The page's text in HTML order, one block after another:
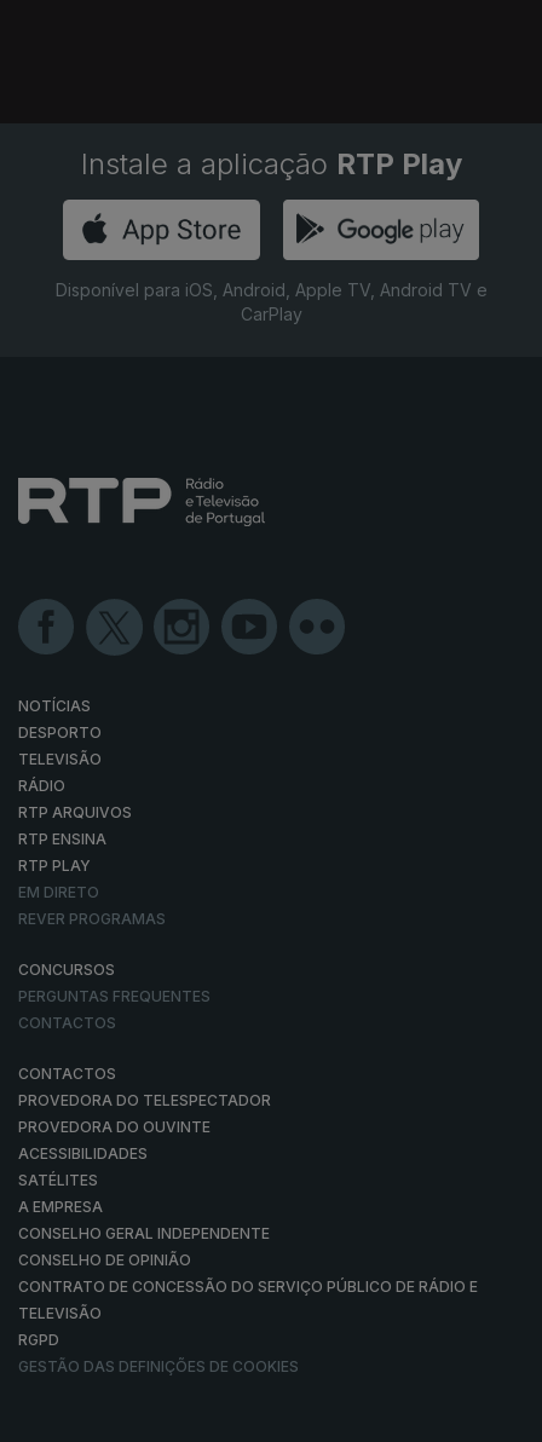
Instale a aplicação RTP Play
Disponível para iOS, Android, Apple TV, Android TV e
CarPlay
NOTÍCIAS
DESPORTO
TELEVISÃO
RÁDIO
RTP ARQUIVOS
RTP ENSINA
RTP PLAY
EM DIRETO
REVER PROGRAMAS
CONCURSOS
PERGUNTAS FREQUENTES
CONTACTOS
CONTACTOS
PROVEDORA DO TELESPECTADOR
PROVEDORA DO OUVINTE
ACESSIBILIDADES
SATÉLITES
A EMPRESA
CONSELHO GERAL INDEPENDENTE
CONSELHO DE OPINIÃO
CONTRATO DE CONCESSÃO DO SERVIÇO PÚBLICO DE RÁDIO E
TELEVISÃO
RGPD
GESTÃO DAS DEFINIÇÕES DE COOKIES